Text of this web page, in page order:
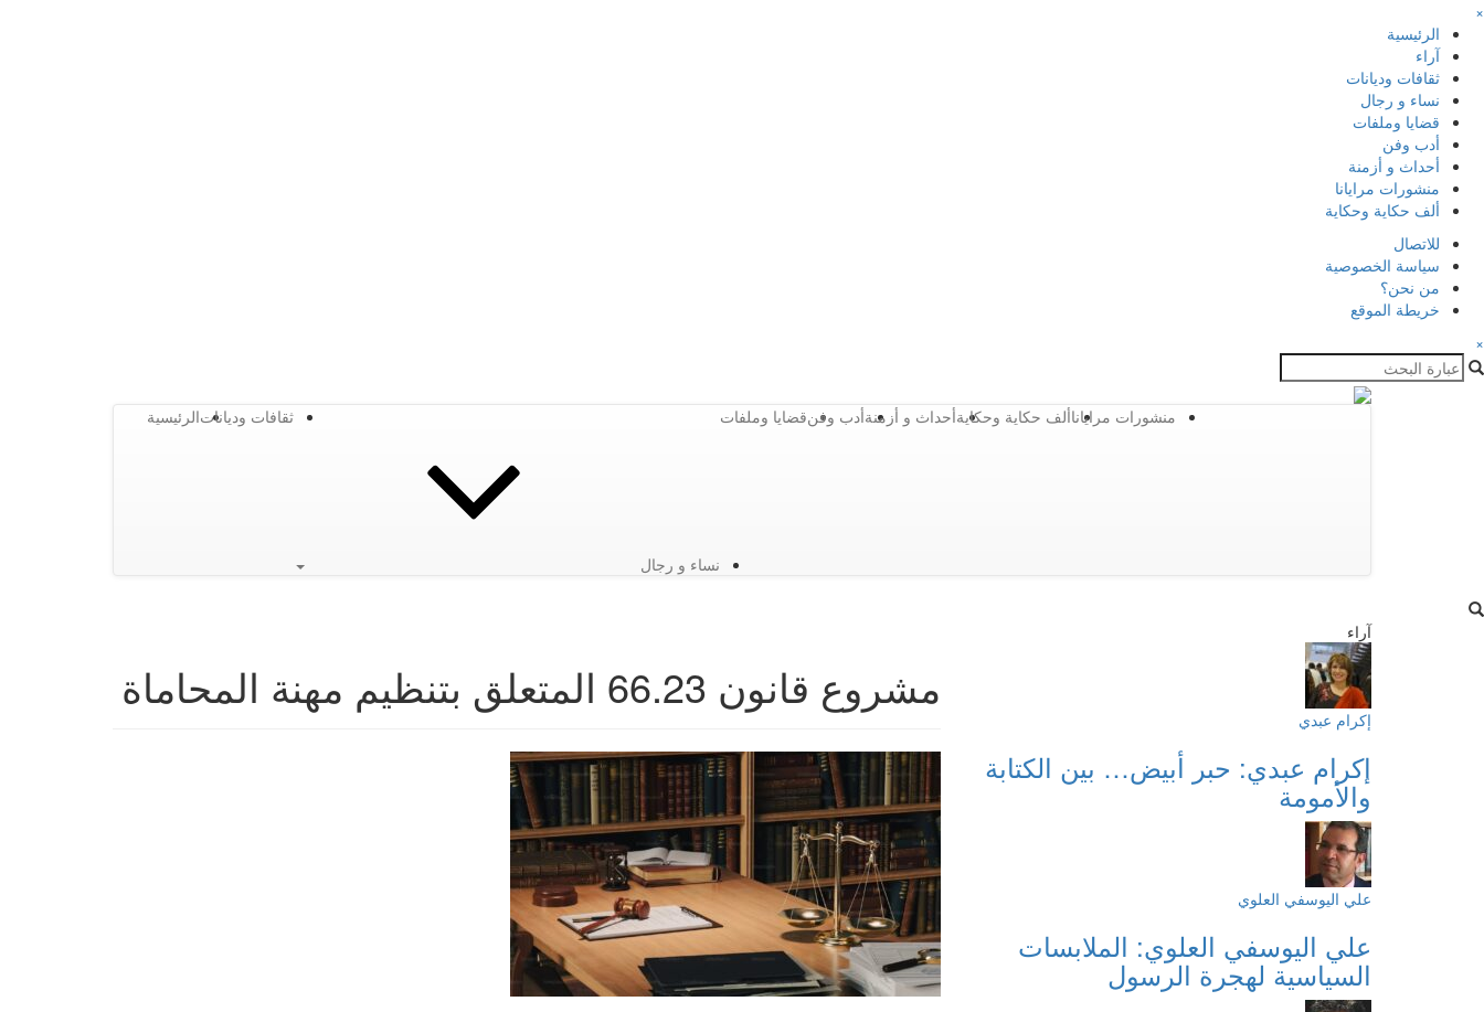
×
الرئيسية
آراء
ثقافات وديانات
نساء و رجال
قضايا وملفات
أدب وفن
أحداث و أزمنة
منشورات مرايانا
ألف حكاية وحكاية
للاتصال
سياسة الخصوصية
من نحن؟
خريطة الموقع
×
الرئيسيةثقافات وديانات
نساء و رجال
قضايا وملفاتأدب وفنأحداث و أزمنةألف حكاية وحكايةمنشورات مرايانا
مشروع قانون 66.23 المتعلق بتنظيم مهنة المحاماة
آراء
إكرام عبدي
إكرام عبدي: حبر أبيض… بين الكتابة
والأمومة
علي اليوسفي العلوي
علي اليوسفي العلوي: الملابسات
السياسية لهجرة الرسول